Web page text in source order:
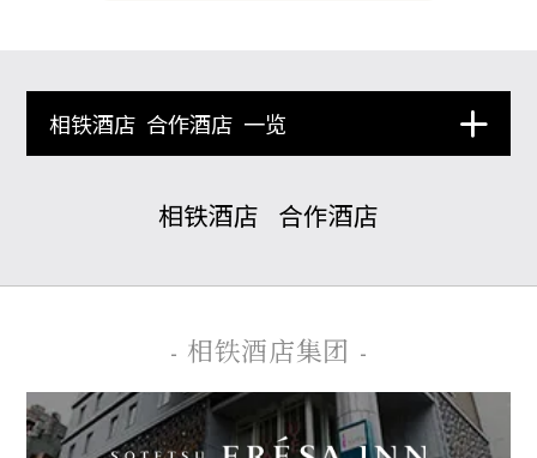
相铁酒店 合作酒店 一览
相铁酒店 合作酒店
- 相铁酒店集团 -